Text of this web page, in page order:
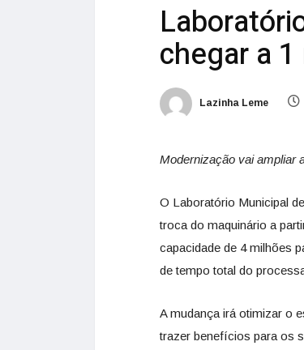
chegar a
Lazinha Leme
Modernização vai ampliar
O Laboratório Municipal
troca do maquinário a
capacidade de 4 milhões
de tempo total do
A mudança irá otimizar o
trazer benefícios para os